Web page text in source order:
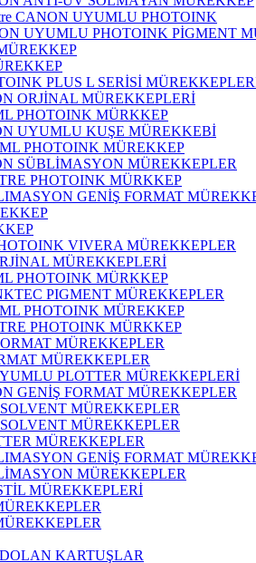
CANON UYUMLU PHOTOINK
UYUMLU PHOTOINK PİGMENT
PLUS L SERİSİ
ORJİNAL MÜREKKEPLERİ
PHOTOINK MÜRKKEP
UYUMLU KUŞE MÜREKKEBİ
PHOTOINK MÜREKKEP
SÜBLİMASYON MÜREKKEPLER
PHOTOINK MÜRKKEP
GENİŞ FORMAT
VIVERA MÜREKKEPLER
MÜREKKEPLERİ
PHOTOINK MÜRKKEP
PIGMENT MÜREKKEPLER
PHOTOINK MÜREKKEP
PHOTOINK MÜRKKEP
MÜREKKEPLER
PLOTTER MÜREKKEPLERİ
GENİŞ FORMAT MÜREKKEPLER
MÜREKKEPLER
MÜREKKEPLER
MÜREKKEPLER
GENİŞ FORMAT
MÜREKKEPLER
MÜREKKEPLERİ